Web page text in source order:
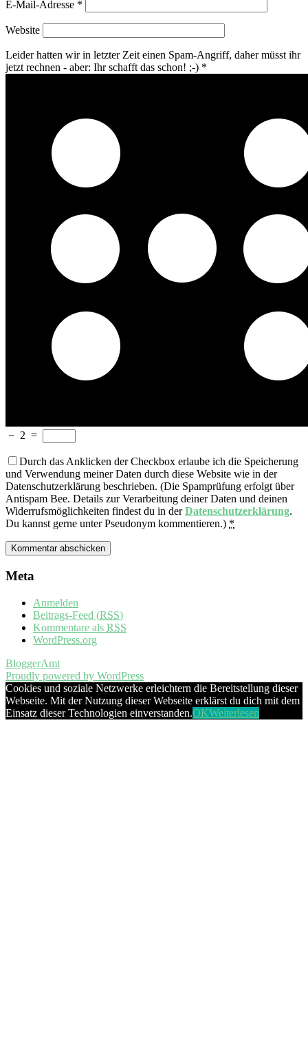
E-Mail-Adresse *
Website
Leider hatten wir in letzter Zeit einen Spam-Angriff, daher müsst ihr
jetzt rechnen - aber: Ihr schafft das schon! ;-) *
− 2 =
Durch das Anklicken der Checkbox erlaube ich die Speicherung
und Verwendung meiner Daten durch diese Website wie in der
Datenschutzerklärung beschrieben. (Die Spamprüfung erfolgt über
Antispam Bee. Details zur Verarbeitung deiner Daten und deinen
Widerrufsmöglichkeiten findest du in derDatenschutzerklärung.
Du kannst gerne unter Pseudonym kommentieren.) *
Meta
Anmelden
Beitrags-Feed (RSS)
Kommentare als RSS
WordPress.org
BloggerAmt
Proudly powered by WordPress
Cookies und soziale Netzwerke erleichtern die Bereitstellung dieser
Webseite. Mit der Nutzung dieser Webseite erklärst du dich mit dem
Einsatz dieser Technologien einverstanden.OKWeiterlesen